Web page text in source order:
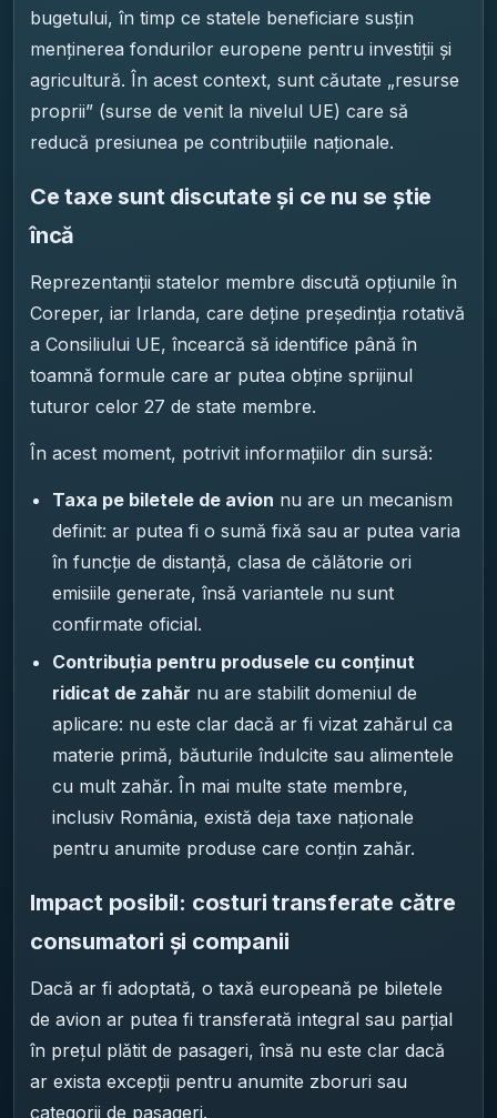
bugetului, în timp ce statele beneficiare susțin
menținerea fondurilor europene pentru investiții și
agricultură. În acest context, sunt căutate „resurse
proprii” (surse de venit la nivelul UE) care să
reducă presiunea pe contribuțiile naționale.
Ce taxe sunt discutate și ce nu se știe
încă
Reprezentanții statelor membre discută opțiunile în
Coreper, iar Irlanda, care deține președinția rotativă
a Consiliului UE, încearcă să identifice până în
toamnă formule care ar putea obține sprijinul
tuturor celor 27 de state membre.
În acest moment, potrivit informațiilor din sursă:
Taxa pe biletele de avion nu are un mecanism
definit: ar putea fi o sumă fixă sau ar putea varia
în funcție de distanță, clasa de călătorie ori
emisiile generate, însă variantele nu sunt
confirmate oficial.
Contribuția pentru produsele cu conținut
ridicat de zahăr nu are stabilit domeniul de
aplicare: nu este clar dacă ar fi vizat zahărul ca
materie primă, băuturile îndulcite sau alimentele
cu mult zahăr. În mai multe state membre,
inclusiv România, există deja taxe naționale
pentru anumite produse care conțin zahăr.
Impact posibil: costuri transferate către
consumatori și companii
Dacă ar fi adoptată, o taxă europeană pe biletele
de avion ar putea fi transferată integral sau parțial
în prețul plătit de pasageri, însă nu este clar dacă
ar exista excepții pentru anumite zboruri sau
categorii de pasageri.